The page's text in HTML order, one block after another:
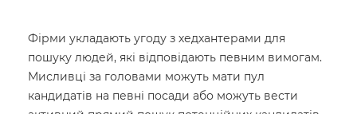
Фірми укладають угоду з хедхантерами для
пошуку людей, які відповідають певним вимогам.
Мисливці за головами можуть мати пул
кандидатів на певні посади або можуть вести